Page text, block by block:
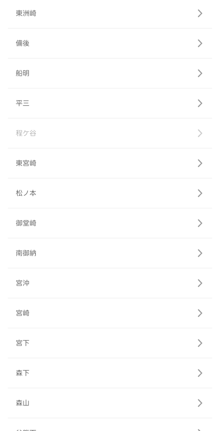
東洲崎
備後
船明
平三
程ケ谷
東宮崎
松ノ本
御堂崎
南御納
宮沖
宮崎
宮下
森下
森山